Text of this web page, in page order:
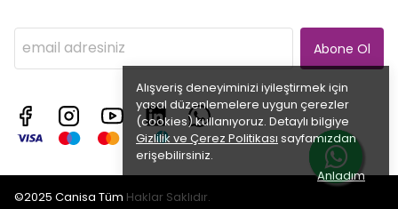
Alışveriş deneyiminizi iyileştirmek için
yasal düzenlemelere uygun çerezler
(cookies) kullanıyoruz. Detaylı bilgiye
Gizlilik ve Çerez Politikası sayfamızdan
erişebilirsiniz.
Anladım
Abone Ol
©2025 Canisa Tüm Haklar Saklıdır.